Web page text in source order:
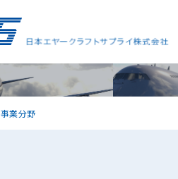
事業分野